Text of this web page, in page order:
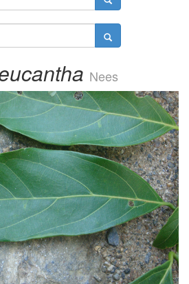
Nees